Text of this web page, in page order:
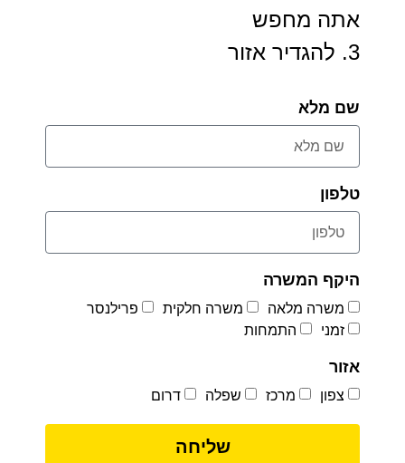
אתה מחפש
3. להגדיר אזור
שם מלא
טלפון
היקף המשרה
משרה מלאה משרה חלקית
פרילנסר
זמני
התמחות
אזור
צפון מרכז שפלה דרום
שליחה